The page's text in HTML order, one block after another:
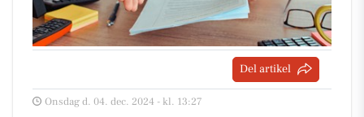
Del artikel
Onsdag d. 04. dec. 2024 - kl. 13:27